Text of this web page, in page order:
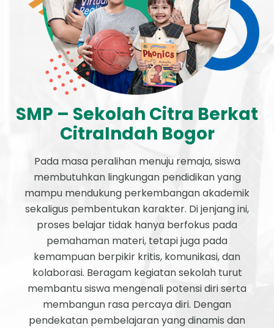
SMP – Sekolah Citra Berkat
CitraIndah Bogor
Pada masa peralihan menuju remaja, siswa
membutuhkan lingkungan pendidikan yang
mampu mendukung perkembangan akademik
sekaligus pembentukan karakter. Di jenjang ini,
proses belajar tidak hanya berfokus pada
pemahaman materi, tetapi juga pada
kemampuan berpikir kritis, komunikasi, dan
kolaborasi. Beragam kegiatan sekolah turut
membantu siswa mengenali potensi diri serta
membangun rasa percaya diri. Dengan
pendekatan pembelajaran yang dinamis dan